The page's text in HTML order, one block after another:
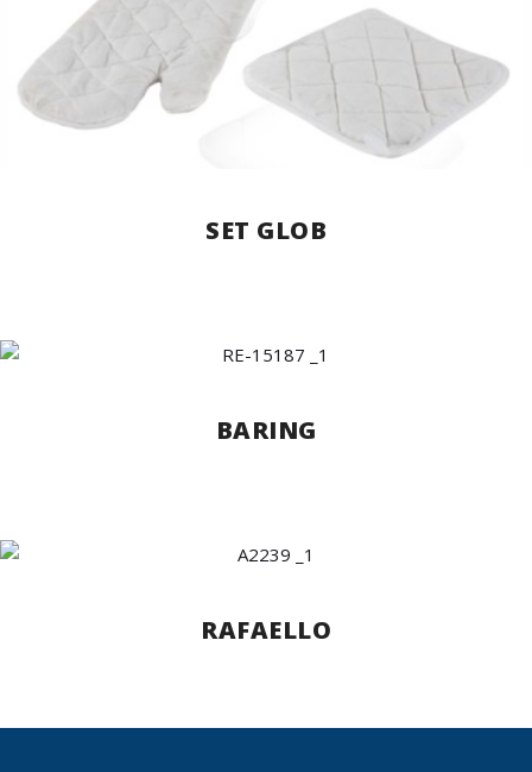
SET GLOB
BARING
RAFAELLO